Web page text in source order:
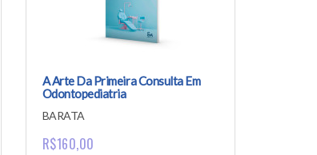
A Arte Da Primeira Consulta Em
Odontopediatria
BARATA
R$160,00